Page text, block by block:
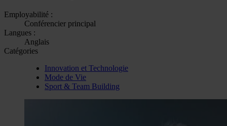
Employabilité :
Conférencier principal
Langues :
Anglais
Catégories
Innovation et Technologie
Mode de Vie
Sport & Team Building